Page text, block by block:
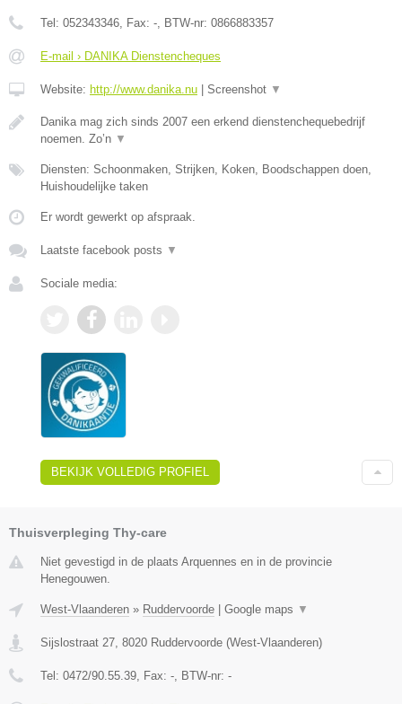
Tel: 052343346 , Fax: - , BTW-nr: 0866883357
E-mail › DANIKA Dienstencheques
Website: http://www.danika.nu | Screenshot ▼
Danika mag zich sinds 2007 een erkend dienstenchequebedrijf
noemen. Zo’n ▼
Diensten: Schoonmaken, Strijken, Koken, Boodschappen doen,
Huishoudelijke taken
Er wordt gewerkt op afspraak.
Laatste facebook posts ▼
Sociale media:
BEKIJK VOLLEDIG PROFIEL
Thuisverpleging Thy-care
Niet gevestigd in de plaats Arquennes en in de provincie
Henegouwen.
West-Vlaanderen » Ruddervoorde | Google maps ▼
Sijslostraat 27 8020 Ruddervoorde (West-Vlaanderen)
Tel: 0472/90.55.39 , Fax: - , BTW-nr: -